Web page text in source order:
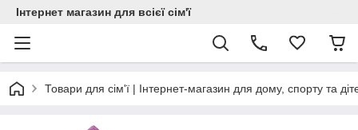
Інтернет магазин для всієї сім'ї
Товари для сім'ї | Інтернет-магазин для дому, спорту та